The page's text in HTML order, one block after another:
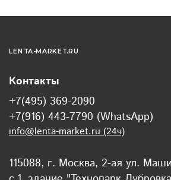
LENTA-MARKET.RU
Контакты
+7(495) 369-2090
+7(916) 443-7790 (WhatsApp)
info@lenta-market.ru (24ч)
115088, г. Москва, 2-ая ул.